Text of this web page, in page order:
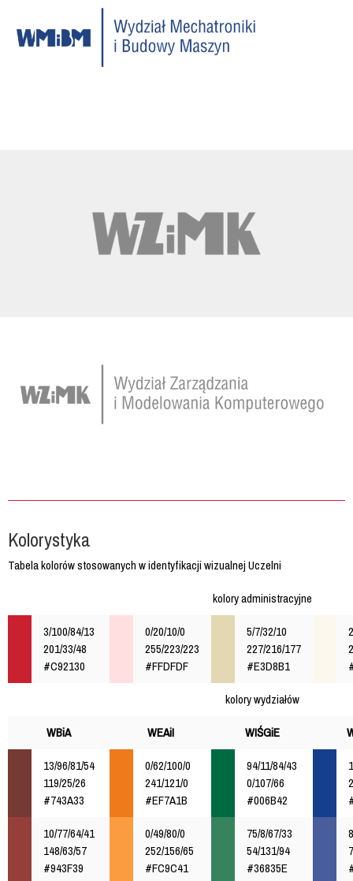
Kolorystyka
Tabela kolorów stosowanych w identyfikacji wizualnej Uczelni
kolory administracyjne
3/100/84/13
201/33/48
#C92130
0/20/10/0
255/223/223
#FFDFDF
5/7/32/10
227/216/177
#E3D8B1
kolory wydziałów
WBiA
WEAiI WIŚGiE
13/96/81/54
119/25/26
#743A33
0/62/100/0
241/121/0
#EF7A1B
94/11/84/43
0/107/66
#006B42
10/77/64/41
148/63/57
#943F39
0/49/80/0
252/156/65
#FC9C41
75/8/67/33
54/131/94
#36835E